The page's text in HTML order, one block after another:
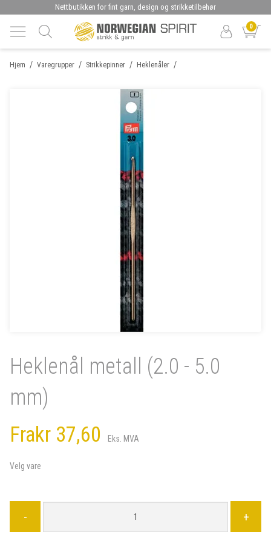
Nettbutikken for fint garn, design og strikketilbehør
0
/
Hjem /
Varegrupper /
Strikkepinner /
Heklenåler
Heklenål metall (2.0 - 5.0
mm)
Frakr 37,60 Eks. MVA
Velg vare
- +